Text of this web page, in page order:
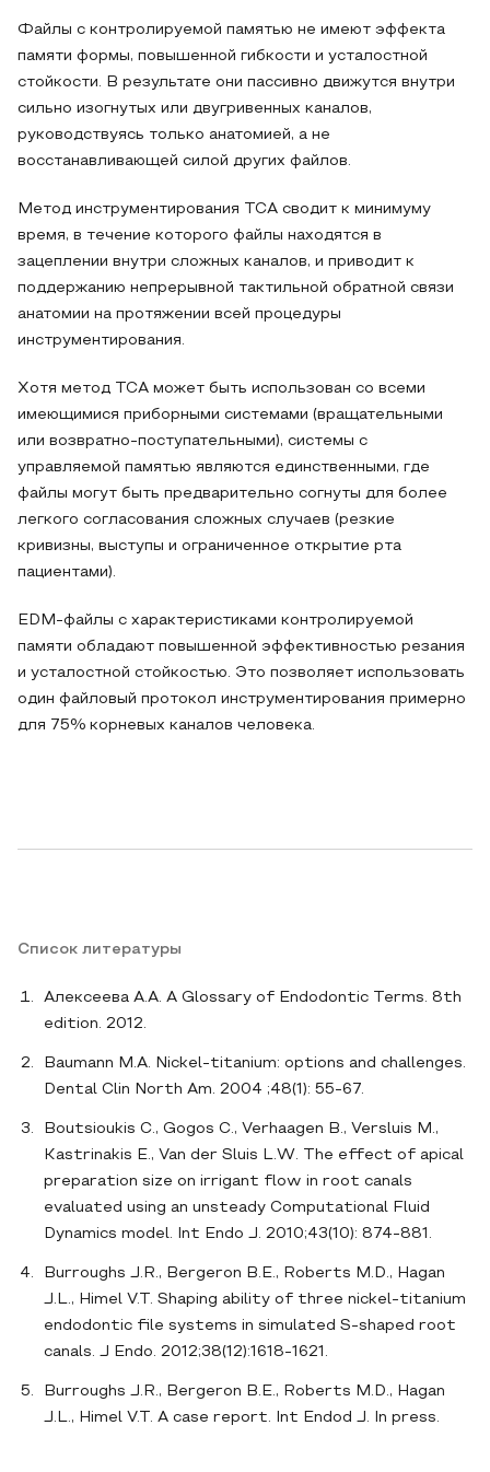
Файлы с контролируемой памятью не имеют эффекта
памяти формы, повышенной гибкости и усталостной
стойкости. В результате они пассивно движутся внутри
сильно изогнутых или двугривенных каналов,
руководствуясь только анатомией, а не
восстанавливающей силой других файлов.
Метод инструментирования TCA сводит к минимуму
время, в течение которого файлы находятся в
зацеплении внутри сложных каналов, и приводит к
поддержанию непрерывной тактильной обратной связи
анатомии на протяжении всей процедуры
инструментирования.
Хотя метод TCA может быть использован со всеми
имеющимися приборными системами (вращательными
или возвратно-поступательными), системы с
управляемой памятью являются единственными, где
файлы могут быть предварительно согнуты для более
легкого согласования сложных случаев (резкие
кривизны, выступы и ограниченное открытие рта
пациентами).
EDM-файлы с характеристиками контролируемой
памяти обладают повышенной эффективностью резания
и усталостной стойкостью. Это позволяет использовать
один файловый протокол инструментирования примерно
для 75% корневых каналов человека.
Список литературы
Алексеева A.A. A Glossary of Endodontic Terms. 8th
edition. 2012.
Baumann M.A. Nickel-titanium: options and challenges.
Dental Clin North Am. 2004 ;48(1): 55-67.
Boutsioukis C., Gogos C., Verhaagen B., Versluis M.,
Kastrinakis E., Van der Sluis L.W. The effect of apical
preparation size on irrigant flow in root canals
evaluated using an unsteady Computational Fluid
Dynamics model. Int Endo J. 2010;43(10): 874-881.
Burroughs J.R., Bergeron B.E., Roberts M.D., Hagan
J.L., Himel V.T. Shaping ability of three nickel-titanium
endodontic file systems in simulated S-shaped root
canals. J Endo. 2012;38(12):1618-1621.
Burroughs J.R., Bergeron B.E., Roberts M.D., Hagan
J.L., Himel V.T. A case report. Int Endod J. In press.